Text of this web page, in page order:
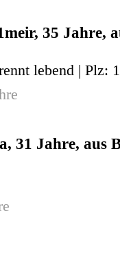
35 Jahre,
lebend | Plz:
31 Jahre, aus